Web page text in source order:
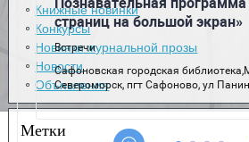
Книжные новинки
Конкурсы
Новинки журнальной прозы
Новости
Объявления
Метки